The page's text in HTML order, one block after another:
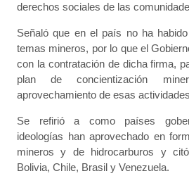
derechos sociales de las
Señaló que en el país no ha
temas mineros, por lo que el
con la contratación de dicha firma,
plan de concientización
aprovechamiento de esas
Se refirió a como países
ideologías han aprovechado en
mineros y de hidrocarburos y
Bolivia, Chile, Brasil y Venezuela.